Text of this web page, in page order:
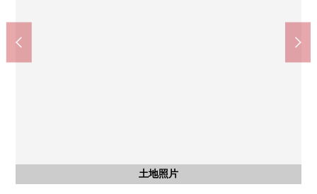
土地照片
土地照片
土地照片
土地照片
含有前面道路的外觀
含有前面道路的外觀
土地照片
福田小學(約280m)
南陽中學(約870m)
AEON南陽商店(約900m)
永旺夢樂城名古屋茶館(約1400m)